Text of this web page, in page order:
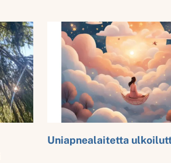
Uniapnealaitetta